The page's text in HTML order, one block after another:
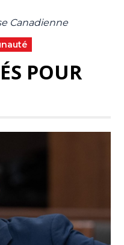
Canadienne
POUR